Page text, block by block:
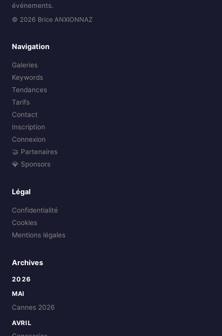
événements.
© 2026 Brice ANXIONNAZ
Navigation
Galeries
Keywords
Tendances
Tarifs
Contact
Inscription
Connexion
🤝 Partenaires
💎 Sponsors
Légal
Confidentialité
Cookies
Mentions légales
Archives
2026
MAI
Cannes 2026
AVRIL